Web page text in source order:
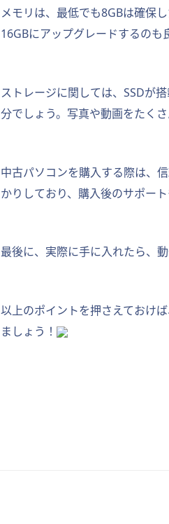
メモリは、最低でも8GBは確保
16GBにアップグレードするのも
ストレージに関しては、SSDが
分でしょう。写真や動画をたく
中古パソコンを購入する際は、
かりしており、購入後のサポート
最後に、実際に手に入れたら、
以上のポイントを押さえておけ
ましょう！